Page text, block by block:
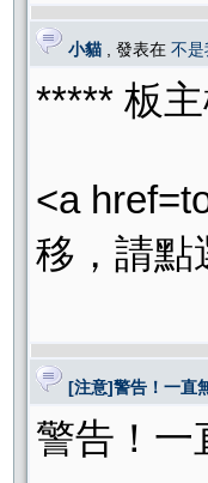
小貓 , 發表在 不是
***** 板
<a
移，請點
[注意]警告！一直
警告！一